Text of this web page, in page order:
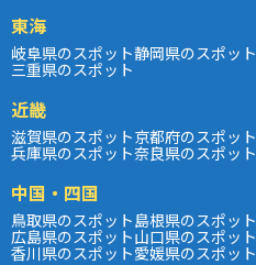
東海
岐阜県のスポット静岡県のスポット
三重県のスポット
近畿
滋賀県のスポット京都府のスポット
兵庫県のスポット奈良県のスポット
中国・四国
鳥取県のスポット島根県のスポット
広島県のスポット山口県のスポット
香川県のスポット愛媛県のスポット